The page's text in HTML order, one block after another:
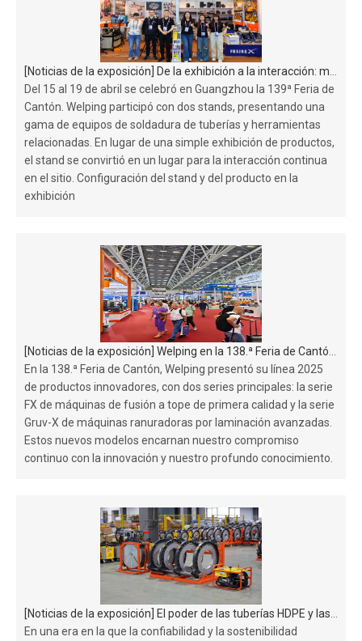
[Noticias de la exposición
De la exhibición a la interacción: momentos in situ en la Feria de Cantón
Del 15 al 19 de abril se celebró en Guangzhou la 139ª Feria de
Cantón. Welping participó con dos stands, presentando una
gama de equipos de soldadura de tuberías y herramientas
relacionadas. En lugar de una simple exhibición de productos,
el stand se convirtió en un lugar para la interacción continua
en el sitio. Configuración del stand y del producto en la
exhibición
[Noticias de la exposición Welping en la 138.ª Feria de Cantón: presentación de innovaciones para 2025
En la 138.ª Feria de Cantón, Welping presentó su línea 2025
de productos innovadores, con dos series principales: la serie
FX de máquinas de fusión a tope de primera calidad y la serie
Gruv-X de máquinas ranuradoras por laminación avanzadas.
Estos nuevos modelos encarnan nuestro compromiso
continuo con la innovación y nuestro profundo conocimiento.
[Noticias de la exposición
El poder de las tuberías HDPE y las soluciones de soldadura de precisión
En una era en la que la confiabilidad y la sostenibilidad